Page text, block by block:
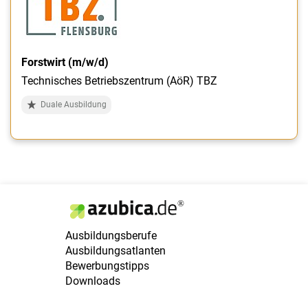
Forstwirt (m/w/d)
Technisches Betriebszentrum (AöR) TBZ
Duale Ausbildung
Ausbildungsberufe
Ausbildungsatlanten
Bewerbungstipps
Downloads